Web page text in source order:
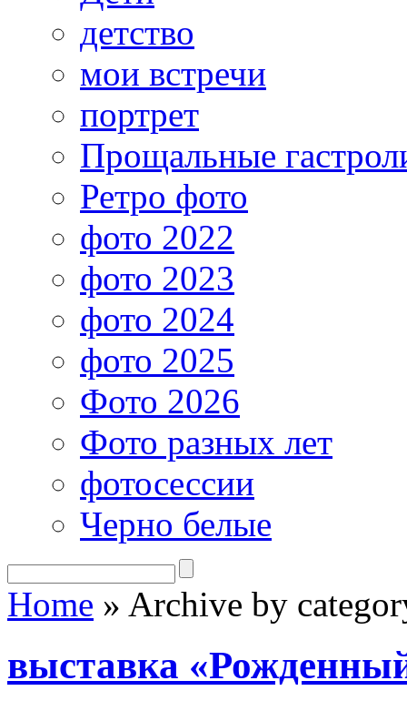
детство
мои встречи
портрет
Прощальные
Ретро фото
фото 2022
фото 2023
фото 2024
фото 2025
Фото 2026
Фото разных лет
фотосессии
Черно белые
Home » Archive by
выставка